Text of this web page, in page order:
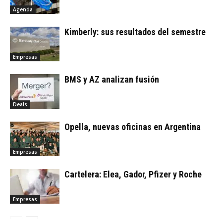
Agenda
Empresas
Kimberly: sus resultados del semestre
Deals
BMS y AZ analizan fusión
Empresas
Opella, nuevas oficinas en Argentina
Empresas
Cartelera: Elea, Gador, Pfizer y Roche